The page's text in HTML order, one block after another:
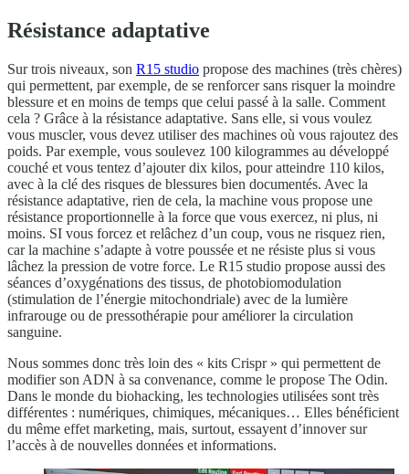
Résistance adaptative
Sur trois niveaux, son R15 studio propose des machines (très chères)
qui permettent, par exemple, de se renforcer sans risquer la moindre
blessure et en moins de temps que celui passé à la salle. Comment
cela ? Grâce à la résistance adaptative. Sans elle, si vous voulez
vous muscler, vous devez utiliser des machines où vous rajoutez des
poids. Par exemple, vous soulevez 100 kilogrammes au développé
couché et vous tentez d’ajouter dix kilos, pour atteindre 110 kilos,
avec à la clé des risques de blessures bien documentés. Avec la
résistance adaptative, rien de cela, la machine vous propose une
résistance proportionnelle à la force que vous exercez, ni plus, ni
moins. SI vous forcez et relâchez d’un coup, vous ne risquez rien,
car la machine s’adapte à votre poussée et ne résiste plus si vous
lâchez la pression de votre force. Le R15 studio propose aussi des
séances d’oxygénations des tissus, de photobiomodulation
(stimulation de l’énergie mitochondriale) avec de la lumière
infrarouge ou de pressothérapie pour améliorer la circulation
sanguine.
Nous sommes donc très loin des « kits Crispr » qui permettent de
modifier son ADN à sa convenance, comme le propose The Odin.
Dans le monde du biohacking, les technologies utilisées sont très
différentes : numériques, chimiques, mécaniques… Elles bénéficient
du même effet marketing, mais, surtout, essayent d’innover sur
l’accès à de nouvelles données et informations.